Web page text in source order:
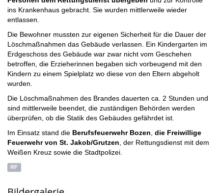
ins Krankenhaus gebracht. Sie wurden mittlerweile wieder
entlassen.
Die Bewohner mussten zur eigenen Sicherheit für die Dauer der
Löschmaßnahmen das Gebäude verlassen. Ein Kindergarten im
Erdgeschoss des Gebäude war zwar nicht vom Geschehen
betroffen, die Erzieherinnen begaben sich vorbeugend mit den
Kindern zu einem Spielplatz wo diese von den Eltern abgeholt
wurden.
Die Löschmaßnahmen des Brandes dauerten ca. 2 Stunden und
sind mittlerweile beendet, die zuständigen Behörden werden
überprüfen, ob die Statik des Gebäudes gefährdet ist.
Im Einsatz stand die Berufsfeuerwehr Bozen die Freiwillige
Feuerwehr von St. Jakob/Grutzen , der Rettungsdienst mit dem
Weißen Kreuz sowie die Stadtpolizei.
RF